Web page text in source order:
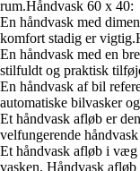
rum.Håndvask 60 x 40:
En håndvask med
komfort stadig er
En håndvask med en
stilfuldt og praktisk
En håndvask af bil
automatiske bilvasker
Et håndvask afløb er
velfungerende
Et håndvask afløb i væg
vasken. Håndvask